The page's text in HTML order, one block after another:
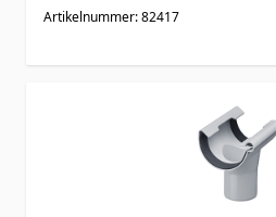
Artikelnummer: 82417